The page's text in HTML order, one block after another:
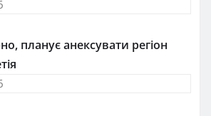
планує анексувати регіон